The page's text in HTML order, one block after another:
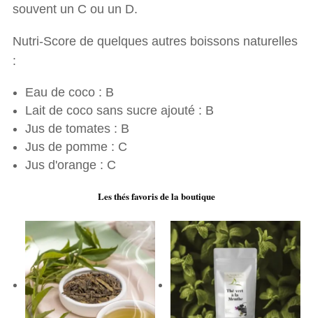
souvent un C ou un D.
Nutri-Score de quelques autres boissons naturelles
:
Eau de coco : B
Lait de coco sans sucre ajouté : B
Jus de tomates : B
Jus de pomme : C
Jus d'orange : C
Les thés favoris de la boutique